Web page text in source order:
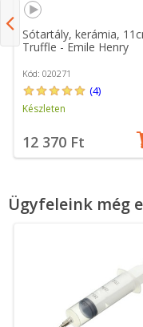
Sótartály, kerámia,
Truffle - Emile Henry
Kód: 020271
(4)
Készleten
12 370 Ft
Ügyfeleink még